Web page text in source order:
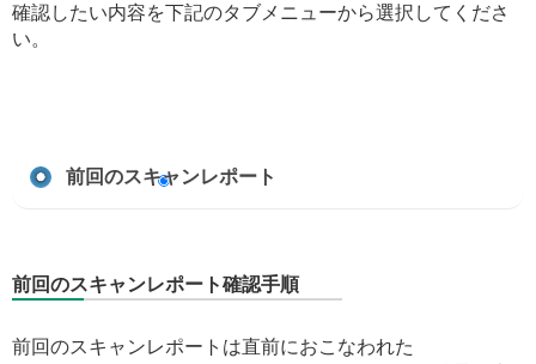
確認したい内容を下記のタブメニューから選択してくださ
い。
前回のスキャンレポート
前回のスキャンレポート確認手順
前回のスキャンレポートは直前におこなわれた